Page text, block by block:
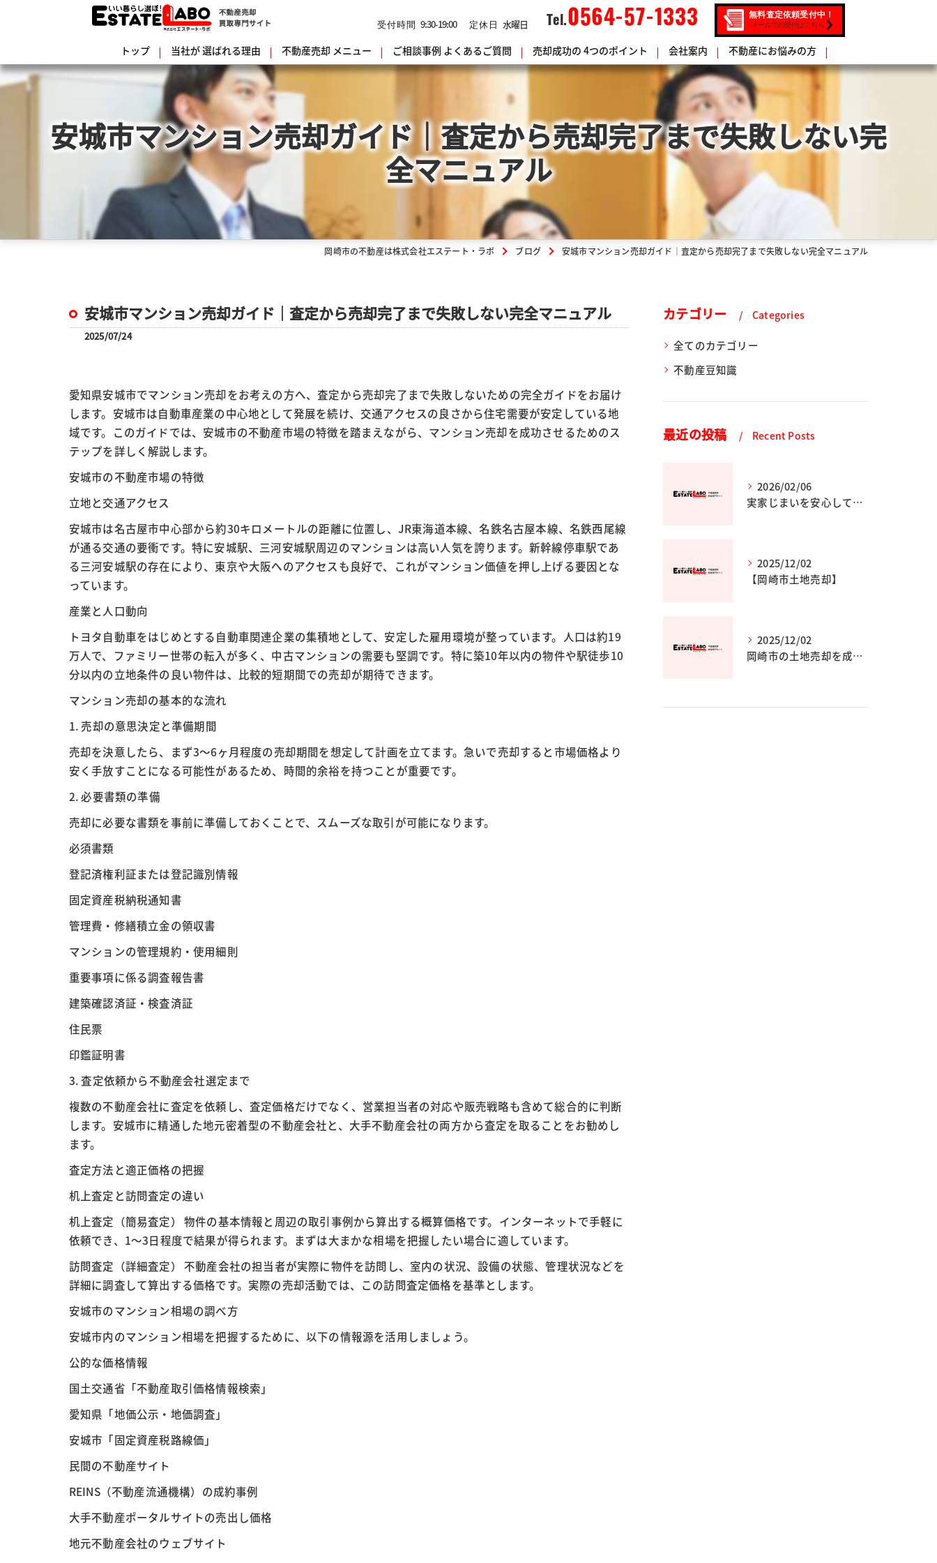
受付時間 9:30-19:00 定休日 水曜日 Tel.0564-57-1333 無料査定依頼受付中！
メールでの受付はこちら
トップ 当社が選ばれる理由 不動産売却 メニュー ご相談事例 よくあるご質問 売却成功の 4つのポイント 会社案内 不動産にお悩みの方
安城市マンション売却ガイド｜査定から売却完了まで失敗しない完
全マニュアル
岡崎市の不動産は株式会社エステート・ラボ ブログ 安城市マンション売却ガイド｜査定から売却完了まで失敗しない完全マニュアル
安城市マンション売却ガイド｜査定から売却完了まで失敗しない完全マニュアル
2025/07/24
愛知県安城市でマンション売却をお考えの方へ、査定から売却完了まで失敗しないための完全ガイドをお届け
します。安城市は自動車産業の中心地として発展を続け、交通アクセスの良さから住宅需要が安定している地
域です。このガイドでは、安城市の不動産市場の特徴を踏まえながら、マンション売却を成功させるためのス
テップを詳しく解説します。
安城市の不動産市場の特徴
立地と交通アクセス
安城市は名古屋市中心部から約30キロメートルの距離に位置し、JR東海道本線、名鉄名古屋本線、名鉄西尾線
が通る交通の要衝です。特に安城駅、三河安城駅周辺のマンションは高い人気を誇ります。新幹線停車駅であ
る三河安城駅の存在により、東京や大阪へのアクセスも良好で、これがマンション価値を押し上げる要因とな
っています。
産業と人口動向
トヨタ自動車をはじめとする自動車関連企業の集積地として、安定した雇用環境が整っています。人口は約19
万人で、ファミリー世帯の転入が多く、中古マンションの需要も堅調です。特に築10年以内の物件や駅徒歩10
分以内の立地条件の良い物件は、比較的短期間での売却が期待できます。
マンション売却の基本的な流れ
1. 売却の意思決定と準備期間
売却を決意したら、まず3～6ヶ月程度の売却期間を想定して計画を立てます。急いで売却すると市場価格より
安く手放すことになる可能性があるため、時間的余裕を持つことが重要です。
2. 必要書類の準備
売却に必要な書類を事前に準備しておくことで、スムーズな取引が可能になります。
必須書類
登記済権利証または登記識別情報
固定資産税納税通知書
管理費・修繕積立金の領収書
マンションの管理規約・使用細則
重要事項に係る調査報告書
建築確認済証・検査済証
住民票
印鑑証明書
3. 査定依頼から不動産会社選定まで
複数の不動産会社に査定を依頼し、査定価格だけでなく、営業担当者の対応や販売戦略も含めて総合的に判断
します。安城市に精通した地元密着型の不動産会社と、大手不動産会社の両方から査定を取ることをお勧めし
ます。
査定方法と適正価格の把握
机上査定と訪問査定の違い
机上査定（簡易査定） 物件の基本情報と周辺の取引事例から算出する概算価格です。インターネットで手軽に
依頼でき、1～3日程度で結果が得られます。まずは大まかな相場を把握したい場合に適しています。
訪問査定（詳細査定） 不動産会社の担当者が実際に物件を訪問し、室内の状況、設備の状態、管理状況などを
詳細に調査して算出する価格です。実際の売却活動では、この訪問査定価格を基準とします。
安城市のマンション相場の調べ方
安城市内のマンション相場を把握するために、以下の情報源を活用しましょう。
公的な価格情報
国土交通省「不動産取引価格情報検索」
愛知県「地価公示・地価調査」
安城市「固定資産税路線価」
民間の不動産サイト
REINS（不動産流通機構）の成約事例
大手不動産ポータルサイトの売出し価格
地元不動産会社のウェブサイト
カテゴリー Categories
全てのカテゴリー
不動産豆知識
最近の投稿 Recent Posts
2026/02/06
実家じまいを安心して進めるためのポイントと専門家の選び方
2025/12/02
【岡崎市土地売却】
2025/12/02
岡崎市の土地売却を成功させる完全ガイド｜エステート・ラボ